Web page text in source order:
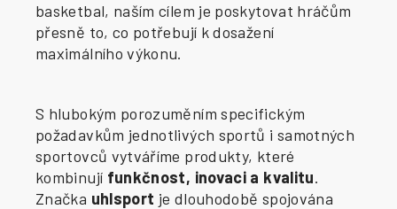
basketbal, naším cílem je poskytovat hráčům
přesně to, co potřebují k dosažení
maximálního výkonu.
S hlubokým porozuměním specifickým
požadavkům jednotlivých sportů i samotných
sportovců vytváříme produkty, které
kombinují funkčnost, inovaci a kvalitu.
Značka uhlsport je dlouhodobě spojována